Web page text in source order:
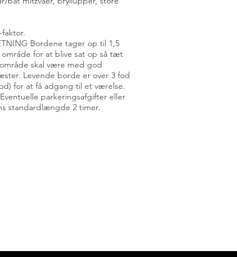
Bordene tager op til 1,5
for at blive sat op så tæt
skal være med god
Levende borde er over 3 fod
for at få adgang til et værelse.
parkeringsafgifter eller
standardlængde 2 timer.